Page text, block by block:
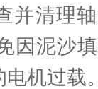
清理轴
因泥沙
电机过载